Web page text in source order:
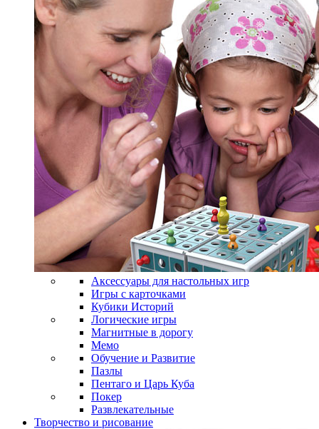
Аксессуары для настольных игр
Игры с карточками
Кубики Историй
Логические игры
Магнитные в дорогу
Мемо
Обучение и Развитие
Пазлы
Пентаго и Царь Куба
Покер
Развлекательные
Творчество и рисование